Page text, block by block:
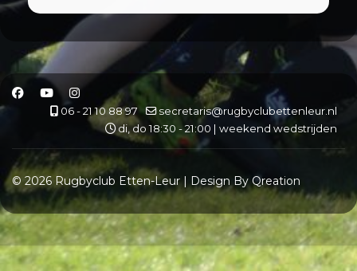
06 - 21 10 88 97
secretaris@rugbyclubettenleur.nl
di, do 18:30 - 21:00 | weekend wedstrijden
© 2026 Rugbyclub Etten-Leur | Design By Qreation